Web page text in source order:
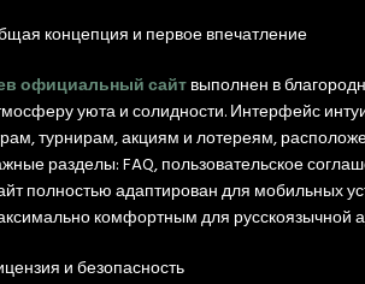
концепция и первое впечатление
официальный сайтвыполнен в
уюта и солидности. Интерфейс
турнирам, акциям и лотереям,
разделы: FAQ, пользовательское
полностью адаптирован для мобильных
комфортным для русскоязычной
и безопасность